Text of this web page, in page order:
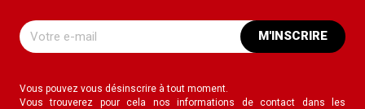
M'INSCRIRE
Vous pouvez vous désinscrire à tout moment.
Vous trouverez pour cela nos informations de contact dans les